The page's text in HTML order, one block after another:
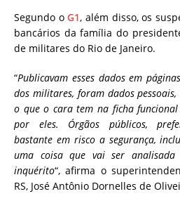
Segundo oG1, além disso, os
bancários da família do
de militares do Rio de Janeiro.
“Publicavam esses dados em
dos militares, foram dados
o que o cara tem na ficha
por eles. Órgãos públicos,
bastante em risco a segurança,
uma coisa que vai ser
inquérito“, afirma o
RS, José Antônio Dornelles de